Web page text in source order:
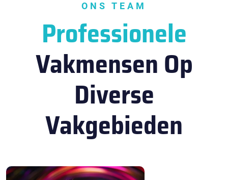
ONS TEAM
Professionele
Vakmensen Op
Diverse
Vakgebieden